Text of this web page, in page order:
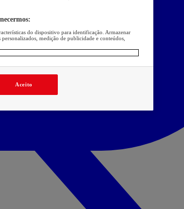
do dispositivo para identificação. Armazenar
medição de publicidade e conteúdos,
Aceito